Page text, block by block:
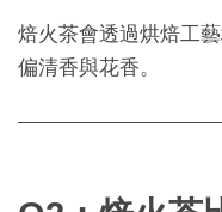
焙火茶會透過烘焙工
偏清香與花香。